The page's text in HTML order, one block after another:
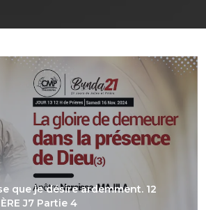
que je désire ardemment. 12
J7 Partie 4